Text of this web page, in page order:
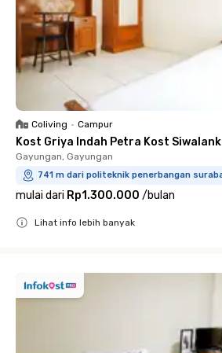
Coliving • Campur
Kost Griya Indah Petra Kost
Gayungan, Gayungan
741 m dari politeknik penerbangan
mulai dari Rp1.300.000 /bulan
Lihat info lebih banyak